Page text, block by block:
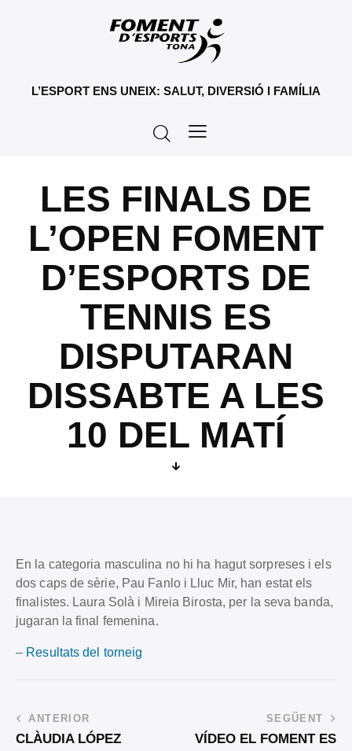
L’ESPORT ENS UNEIX: SALUT, DIVERSIÓ I FAMÍLIA
LES FINALS DE
L’OPEN FOMENT
D’ESPORTS DE
TENNIS ES
DISPUTARAN
DISSABTE A LES
10 DEL MATÍ
En la categoria masculina no hi ha hagut sorpreses i els
dos caps de sèrie, Pau Fanlo i Lluc Mir, han estat els
finalistes. Laura Solà i Mireia Birosta, per la seva banda,
jugaran la final femenina.
– Resultats del torneig
ANTERIOR
CLÀUDIA LÓPEZ
SEGÜENT
VÍDEO EL FOMENT ES